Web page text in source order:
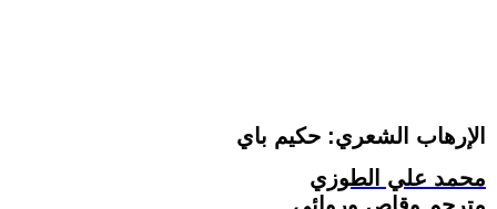
الإرهاب الشعري: حكيم باي
محمد علي الطوزي